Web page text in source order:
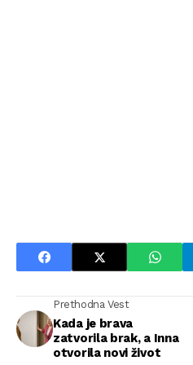
Prethodna Vest
Kada je brava
zatvorila brak, a Inna
otvorila novi život